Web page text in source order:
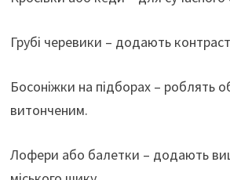
Грубі черевики – додають
Босоніжки на підборах – роблять
витонченим.
Лофери або балетки – додають